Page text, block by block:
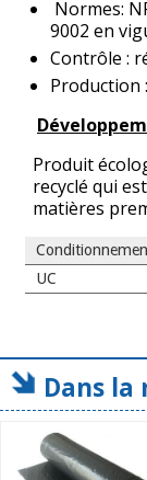
Normes:
9002 en
Contrôle :
Production
Produit
recyclé qui
matières
UC
Dans la